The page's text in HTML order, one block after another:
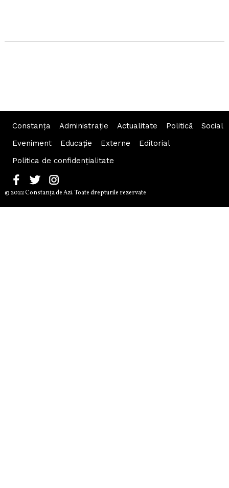
Constanța Administraţie Actualitate Politică
Social
Eveniment
Educaţie Externe
Editorial
Politica de confidențialitate
© 2022 Constanţa de Azi. Toate drepturile rezervate